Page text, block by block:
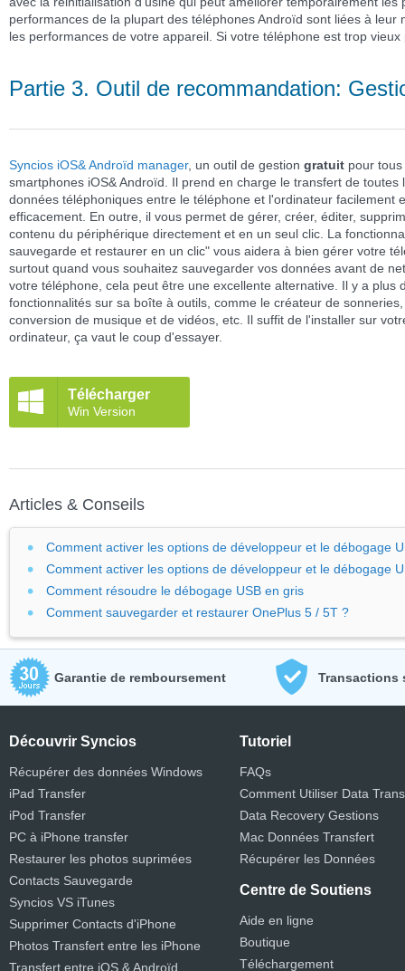
performances de la plupart des téléphones Androïd sont liées à
les performances de votre appareil. Si votre téléphone est trop
Partie 3. Outil de recommandation:
Syncios iOS& Androïd manager, un outil de gestion gratuit pour tous
smartphones iOS& Androïd. Il prend en charge le transfert de toutes
données téléphoniques entre le téléphone et l'ordinateur facilement
efficacement. En outre, il vous permet de gérer, créer, éditer,
contenu du périphérique directement et en un seul clic. La
sauvegarde et restaurer en un clic" vous aidera à bien gérer votre
surtout quand vous souhaitez sauvegarder vos données avant de
votre téléphone, cela peut être une excellente alternative. Il y a plus
fonctionnalités sur sa boîte à outils, comme le créateur de
conversion de musique et de vidéos, etc. Il suffit de l'installer sur
ordinateur, ça vaut le coup d'essayer.
Télécharger
Win Version
Articles & Conseils
Comment activer les options de développeur et le débogage
Comment activer les options de développeur et le débogage
Comment résoudre le débogage USB en gris
Comment sauvegarder et restaurer OnePlus 5 / 5T ?
Garantie de remboursement Transactions
Découvrir Syncios
Récupérer des données Windows
iPad Transfer
iPod Transfer
PC à iPhone transfer
Restaurer les photos suprimées
Contacts Sauvegarde
Syncios VS iTunes
Supprimer Contacts d'iPhone
Photos Transfert entre les iPhone
Transfert entre iOS & Androïd
Tutoriel
FAQs
Comment Utiliser Data
Data Recovery Gestions
Mac Données Transfert
Récupérer les Données
Centre de Soutiens
Aide en ligne
Boutique
Téléchargement